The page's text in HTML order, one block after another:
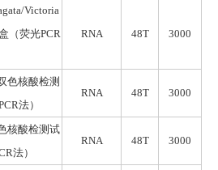
/Victoria
（荧光PCR
RNA 48T 3000
色核酸检测
法）
RNA 48T 3000
核酸检测试
法）
RNA 48T 3000